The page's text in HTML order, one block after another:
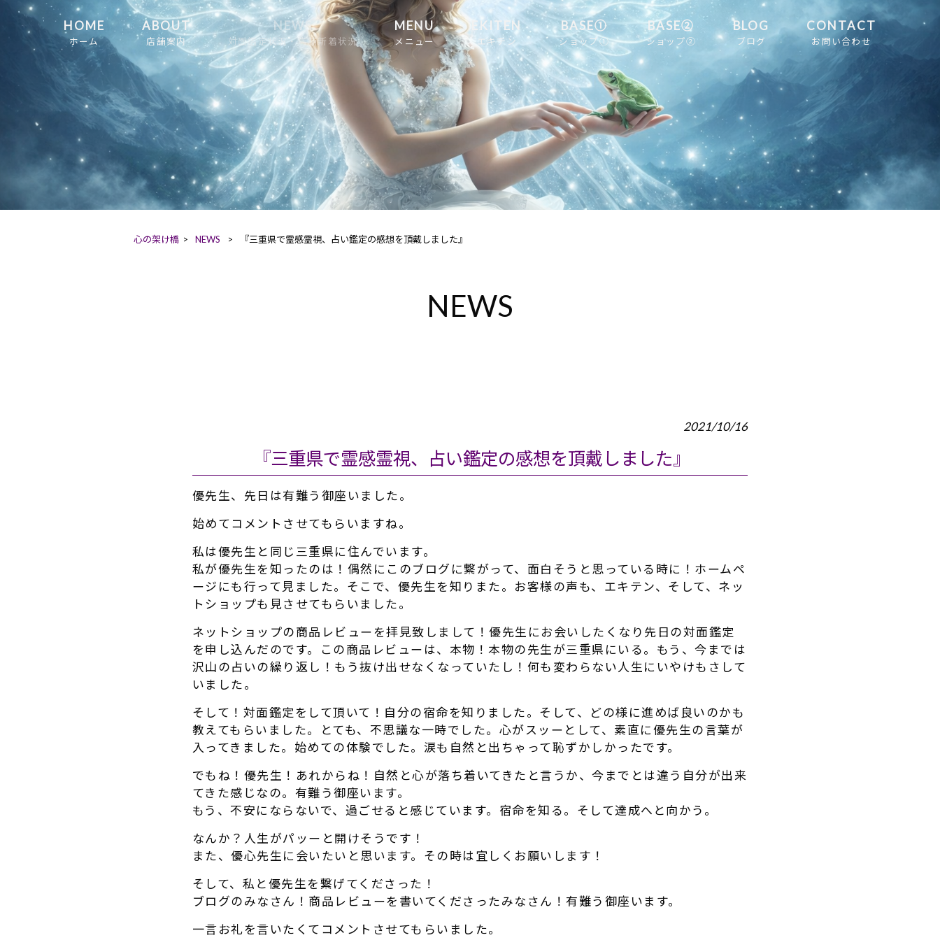
HOME
ホーム
ABOUT
店舗案内
NEWS
対面鑑定状況・店舗新着状況
MENU
メニュー
EKITEN
エキテン
BASE①
ショップ①
BASE②
ショップ②
BLOG
ブログ
CONTACT
お問い合わせ
心の架け橋 > NEWS > 『三重県で霊感霊視、占い鑑定の感想を頂戴しました』
NEWS
2021/10/16
『三重県で霊感霊視、占い鑑定の感想を頂戴しました』
優先生、先日は有難う御座いました。
始めてコメントさせてもらいますね。
私は優先生と同じ三重県に住んでいます。
私が優先生を知ったのは！偶然にこのブログに繋がって、面白そうと思っている時に！ホームペ
ージにも行って見ました。そこで、優先生を知りまた。お客様の声も、エキテン、そして、ネッ
トショップも見させてもらいました。
ネットショップの商品レビューを拝見致しまして！優先生にお会いしたくなり先日の対面鑑定
を申し込んだのです。この商品レビューは、本物！本物の先生が三重県にいる。もう、今までは
沢山の占いの繰り返し！もう抜け出せなくなっていたし！何も変わらない人生にいやけもさして
いました。
そして！対面鑑定をして頂いて！自分の宿命を知りました。そして、どの様に進めば良いのかも
教えてもらいました。とても、不思議な一時でした。心がスッーとして、素直に優先生の言葉が
入ってきました。始めての体験でした。涙も自然と出ちゃって恥ずかしかったです。
でもね！優先生！あれからね！自然と心が落ち着いてきたと言うか、今までとは違う自分が出来
てきた感じなの。有難う御座います。
もう、不安にならないで、過ごせると感じています。宿命を知る。そして達成へと向かう。
なんか？人生がパッーと開けそうです！
また、優心先生に会いたいと思います。その時は宜しくお願いします！
そして、私と優先生を繋げてくださった！
ブログのみなさん！商品レビューを書いてくださったみなさん！有難う御座います。
一言お礼を言いたくてコメントさせてもらいました。